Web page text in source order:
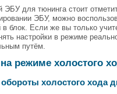
ЭБУ для тюнинга стоит
ЭБУ, можно
блок. Если же вы только
настройки в режиме
путём.
режиме холостого
холостого хода